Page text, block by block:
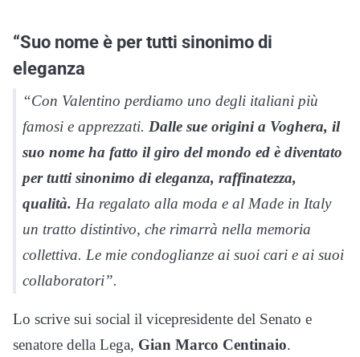
“Suo nome è per tutti sinonimo di
eleganza
“Con Valentino perdiamo uno degli italiani più
famosi e apprezzati. Dalle sue origini a Voghera, il
suo nome ha fatto il giro del mondo ed è diventato
per tutti sinonimo di eleganza, raffinatezza,
qualità. Ha regalato alla moda e al Made in Italy
un tratto distintivo, che rimarrà nella memoria
collettiva. Le mie condoglianze ai suoi cari e ai suoi
collaboratori”.
Lo scrive sui social il vicepresidente del Senato e
senatore della Lega, Gian Marco Centinaio.